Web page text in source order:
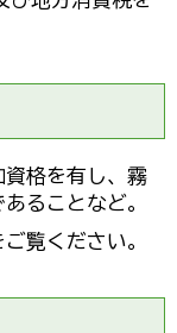
格を有し、霧
ることなど。
覧ください。